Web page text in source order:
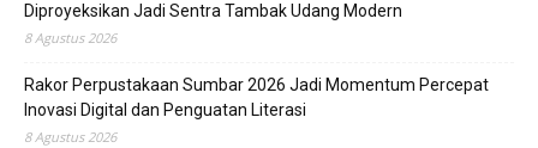
Diproyeksikan Jadi Sentra Tambak Udang Modern
8 Agustus 2026
Rakor Perpustakaan Sumbar 2026 Jadi Momentum Percepat
Inovasi Digital dan Penguatan Literasi
8 Agustus 2026